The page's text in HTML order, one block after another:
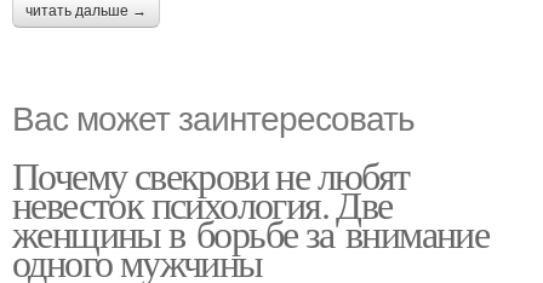
читать дальше →
Вас может заинтересовать
Почему свекрови не любят
невесток психология. Две
женщины в борьбе за внимание
одного мужчины